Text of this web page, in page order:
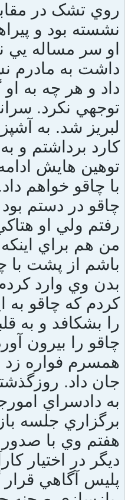
روي تشک در
نشسته بود و
او سر مساله يي
داشت به مادرم
داد و هر چه به
توجهي نکرد.
لبريز شد. به
کارد برداشتم و
توهين هايش
با چاقو خواهم
چاقو در دستم
رفتم ولي او
من هم براي
باشم از پشت با
بدن وي وارد
کردم که چاقو به
را بشکافد و به
چاقو را بيرون
همسرم فواره زد
جان داد.
به دادسراي
برگزاري جلسه
هفتم وي با صدور
ديگر در اختيار
پليس آگاهي